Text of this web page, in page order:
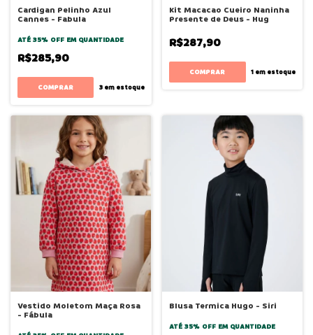
Cardigan Pelinho Azul
Cannes - Fabula
ATÉ 35% OFF EM QUANTIDADE
R$285,90
COMPRAR 3em estoque
Kit Macacao Cueiro Naninha
Presente de Deus - Hug
R$287,90
COMPRAR 1 em estoque
Vestido Moletom Maça Rosa
- Fábula
Blusa Termica Hugo - Siri
ATÉ 35% OFF EM QUANTIDADE